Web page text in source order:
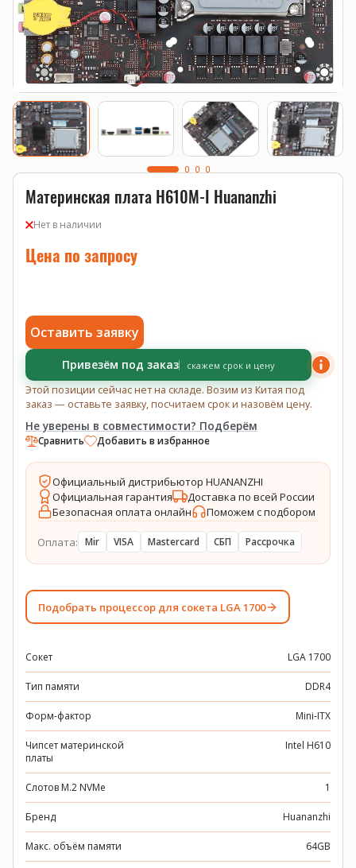
Материнская плата H610M-I Huananzhi
Нет в наличии
Цена по запросу
Оставить заявку
Привезём под заказ скажем срок и цену
Этой позиции сейчас нет на складе. Возим из Китая под
заказ — оставьте заявку, посчитаем срок и назовём цену.
Не уверены в совместимости? Подберём
Сравнить Добавить в избранное
Официальный дистрибьютор HUANANZHI
Официальная гарантия
Доставка по всей России
Безопасная оплата онлайн
Поможем с подбором
Оплата: Mir VISA Mastercard СБП Рассрочка
Подобрать процессор для сокета LGA 1700
Сокет LGA 1700
Тип памяти DDR4
Форм-фактор Mini-ITX
Чипсет материнской
платы
Intel H610
Слотов M.2 NVMe 1
Бренд Huananzhi
Макс. объём памяти 64GB